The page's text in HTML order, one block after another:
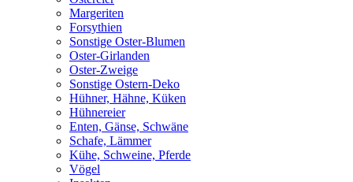
Margeriten
Forsythien
Sonstige Oster-Blumen
Oster-Girlanden
Oster-Zweige
Sonstige Ostern-Deko
Hühner, Hähne, Küken
Hühnereier
Enten, Gänse, Schwäne
Schafe, Lämmer
Kühe, Schweine, Pferde
Vögel